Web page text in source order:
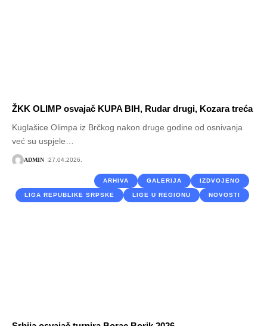
ŽKK OLIMP osvajač KUPA BIH, Rudar drugi, Kozara treća
Kuglašice Olimpa iz Brčkog nakon druge godine od osnivanja
već su uspjele
ADMIN 27.04.2026.
ARHIVA GALERIJA IZDVOJENO
LIGA REPUBLIKE SRPSKE LIGE U REGIONU NOVOSTI